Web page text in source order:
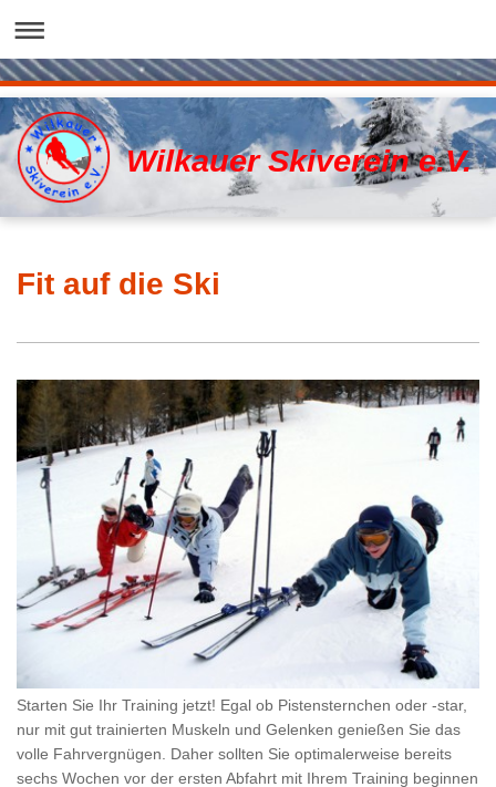
Wilkauer Skiverein e.V.
Fit auf die Ski
Starten Sie Ihr Training jetzt! Egal ob Pistensternchen oder -star,
nur mit gut trainierten Muskeln und Gelenken genießen Sie das
volle Fahrvergnügen. Daher sollten Sie optimalerweise bereits
sechs Wochen vor der ersten Abfahrt mit Ihrem Training beginnen